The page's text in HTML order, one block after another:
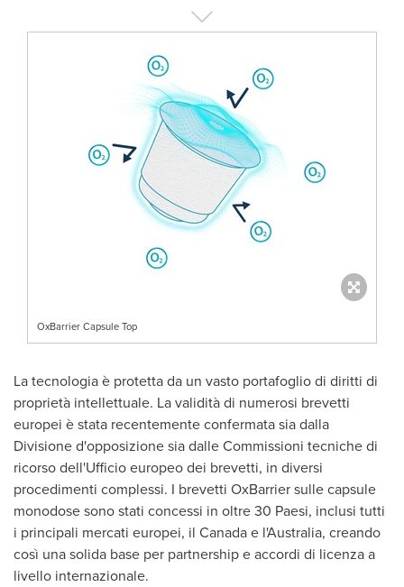
OxBarrier Capsule Top
La tecnologia è protetta da un vasto portafoglio di diritti di
proprietà intellettuale. La validità di numerosi brevetti
europei è stata recentemente confermata sia dalla
Divisione d'opposizione sia dalle Commissioni tecniche di
ricorso dell'Ufficio europeo dei brevetti, in diversi
procedimenti complessi. I brevetti OxBarrier sulle capsule
monodose sono stati concessi in oltre 30 Paesi, inclusi tutti
i principali mercati europei, il Canadae l'Australia, creando
così una solida base per partnership e accordi di licenza a
livello internazionale.